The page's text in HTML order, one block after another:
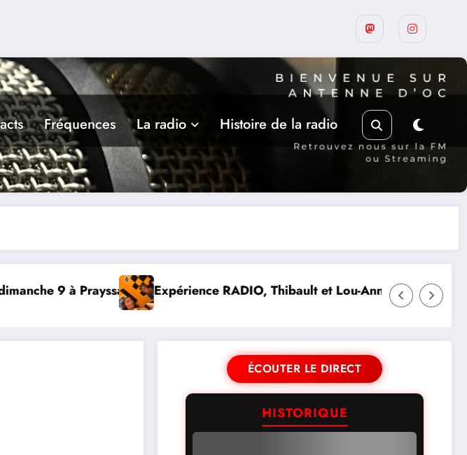
Fréquences La radio Histoire de la radio
RADIO, Thibault et Lou-Anne d’OlmetoSuite de la programmation
ÉCOUTER LE DIRECT
HISTORIQUE